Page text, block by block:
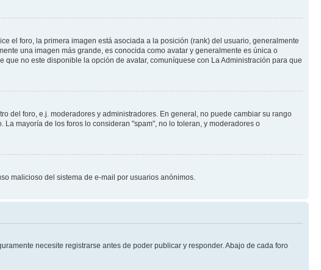
el foro, la primera imagen está asociada a la posición (rank) del usuario, generalmente
una imagen más grande, es conocida como avatar y generalmente es única o
no este disponible la opción de avatar, comuníquese con La Administración para que
del foro, e.j. moderadores y administradores. En general, no puede cambiar su rango
mayoría de los foros lo consideran "spam", no lo toleran, y moderadores o
malicioso del sistema de e-mail por usuarios anónimos.
necesite registrarse antes de poder publicar y responder. Abajo de cada foro